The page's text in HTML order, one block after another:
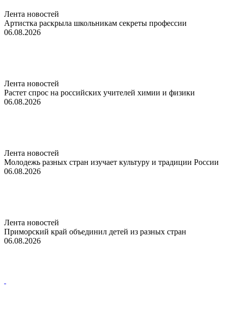
Лента новостей
Артистка раскрыла школьникам секреты профессии
06.08.2026
Лента новостей
Растет спрос на российских учителей химии и физики
06.08.2026
Лента новостей
Молодежь разных стран изучает культуру и традиции России
06.08.2026
Лента новостей
Приморский край объединил детей из разных стран
06.08.2026